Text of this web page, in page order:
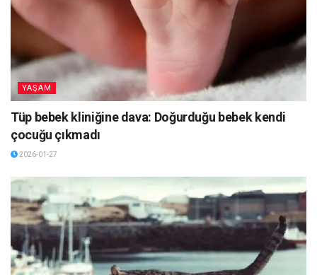
YAŞAM
Tüp bebek kliniğine dava: Doğurduğu bebek kendi
çocuğu çıkmadı
2026-01-27